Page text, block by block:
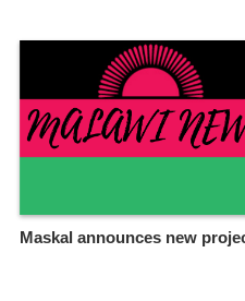
Maskal announces new